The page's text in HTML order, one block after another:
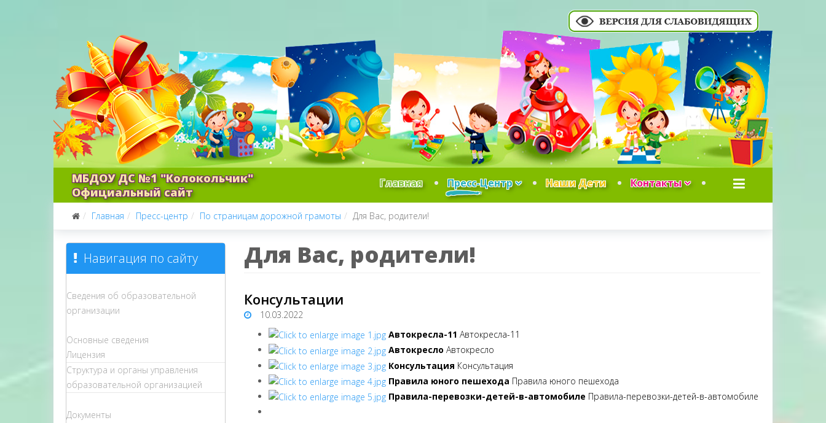
МБДОУ ДС №1 "Колокольчик"
Официальный сайт
Главная Пресс-Центр Наши Дети Контакты
Главная Пресс-центр По страницам дорожной грамоты Для Вас, родители!
Навигация по сайту
Сведения об образовательной
организации
Основные сведения
Лицензия
Структура и органы управления
образовательной организацией
Документы
Для Вас, родители!
Консультации
10.03.2022
Автокресла-11 Автокресла-11
Автокресло Автокресло
Консультация Консультация
Правила юного пешехода Правила юного пешехода
Правила-перевозки-детей-в-автомобиле Правила-перевозки-детей-в-автомобиле